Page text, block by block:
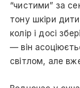
“чистими” за
тону шкіри
колір і досі
— він
світлом, але